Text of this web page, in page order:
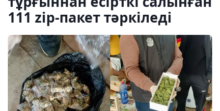
111 zip-пакет тәркіледі